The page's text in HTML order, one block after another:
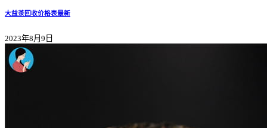
大益茶回收价格表最新
2023年8月9日